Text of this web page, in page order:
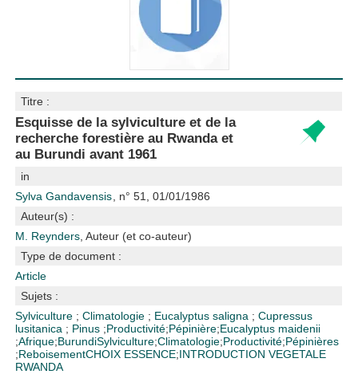
Titre :
Esquisse de la sylviculture et de la
recherche forestière au Rwanda et
au Burundi avant 1961
in
Sylva Gandavensis , n° 51, 01/01/1986
Auteur(s) :
M. Reynders , Auteur (et co-auteur)
Type de document :
Article
Sujets :
Sylviculture ;Climatologie ; Eucalyptus saligna ;Cupressus
lusitanica ; Pinus ;Productivité;Pépinière;Eucalyptus maidenii
;Afrique;BurundiSylviculture;Climatologie;Productivité;Pépinières
;ReboisementCHOIX ESSENCE;INTRODUCTION VEGETALE
RWANDA